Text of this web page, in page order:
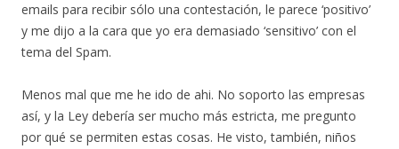
emails para recibir sólo una contestación, le parece ‘positivo’
y me dijo a la cara que yo era demasiado ‘sensitivo’ con el
tema del Spam.
Menos mal que me he ido de ahi. No soporto las empresas
así, y la Ley debería ser mucho más estricta, me pregunto
por qué se permiten estas cosas. He visto, también, niños